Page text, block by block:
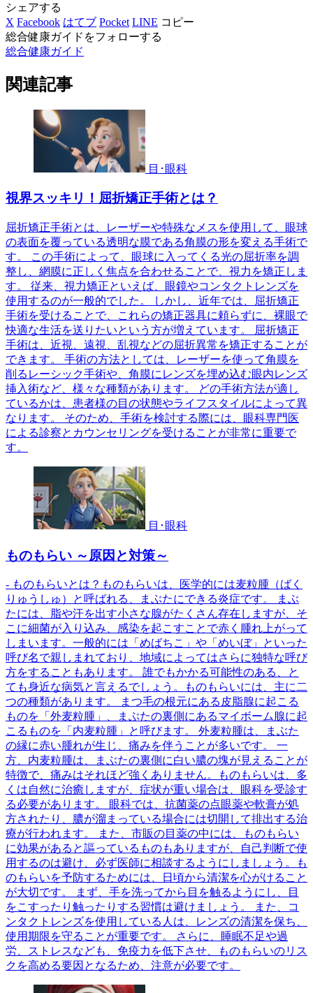
シェアする
X Facebook はてブ Pocket LINE コピー
総合健康ガイドをフォローする
総合健康ガイド
関連記事
目･眼科
視界スッキリ！屈折矯正手術とは？
屈折矯正手術とは、レーザーや特殊なメスを使用して、眼球
の表面を覆っている透明な膜である角膜の形を変える手術で
す。 この手術によって、眼球に入ってくる光の屈折率を調
整し、網膜に正しく焦点を合わせることで、視力を矯正しま
す。 従来、視力矯正といえば、眼鏡やコンタクトレンズを
使用するのが一般的でした。 しかし、近年では、屈折矯正
手術を受けることで、これらの矯正器具に頼らずに、裸眼で
快適な生活を送りたいという方が増えています。 屈折矯正
手術は、近視、遠視、乱視などの屈折異常を矯正することが
できます。 手術の方法としては、レーザーを使って角膜を
削るレーシック手術や、角膜にレンズを埋め込む眼内レンズ
挿入術など、様々な種類があります。 どの手術方法が適し
ているかは、患者様の目の状態やライフスタイルによって異
なります。 そのため、手術を検討する際には、眼科専門医
による診察とカウンセリングを受けることが非常に重要で
す。
目･眼科
ものもらい ～原因と対策～
- ものもらいとは？ものもらいは、医学的には麦粒腫（ばく
りゅうしゅ）と呼ばれる、まぶたにできる炎症です。 まぶ
たには、脂や汗を出す小さな腺がたくさん存在しますが、そ
こに細菌が入り込み、感染を起こすことで赤く腫れ上がって
しまいます。一般的には「めばちこ」や「めいぼ」といった
呼び名で親しまれており、地域によってはさらに独特な呼び
方をすることもあります。 誰でもかかる可能性のある、と
ても身近な病気と言えるでしょう。ものもらいには、主に二
つの種類があります。 まつ毛の根元にある皮脂腺に起こる
ものを「外麦粒腫」、まぶたの裏側にあるマイボーム腺に起
こるものを「内麦粒腫」と呼びます。 外麦粒腫は、まぶた
の縁に赤い腫れが生じ、痛みを伴うことが多いです。 一
方、内麦粒腫は、まぶたの裏側に白い膿の塊が見えることが
特徴で、痛みはそれほど強くありません。ものもらいは、多
くは自然に治癒しますが、症状が重い場合は、眼科を受診す
る必要があります。 眼科では、抗菌薬の点眼薬や軟膏が処
方されたり、膿が溜まっている場合には切開して排出する治
療が行われます。 また、市販の目薬の中には、ものもらい
に効果があると謳っているものもありますが、自己判断で使
用するのは避け、必ず医師に相談するようにしましょう。も
のもらいを予防するためには、日頃から清潔を心がけること
が大切です。 まず、手を洗ってから目を触るようにし、目
をこすったり触ったりする習慣は避けましょう。 また、コ
ンタクトレンズを使用している人は、レンズの清潔を保ち、
使用期限を守ることが重要です。 さらに、睡眠不足や過
労、ストレスなども、免疫力を低下させ、ものもらいのリス
クを高める要因となるため、注意が必要です。